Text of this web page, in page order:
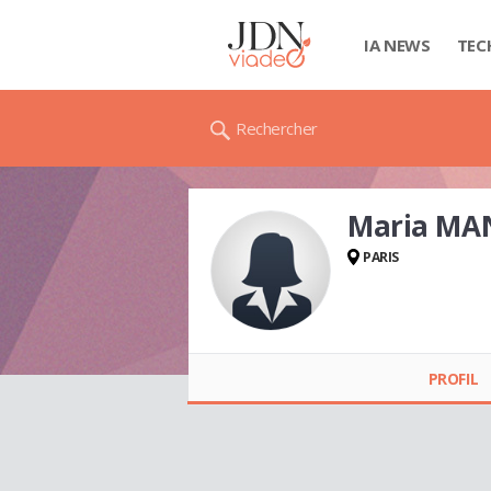
IA NEWS
Rechercher
Maria
PARIS
PROFIL